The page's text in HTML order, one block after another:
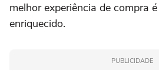
melhor experiência de compra
enriquecido.
PUBLICIDADE